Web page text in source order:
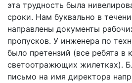
эта трудность была
сроки. Нам буквально в
направлены документы
пропусков. У инженера по
было претензий (все ребята в
светоотражющих жилетках).
письмо на имя директора